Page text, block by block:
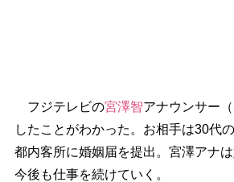
フジテレビの宮澤智アナウンサー
したことがわかった。お相手は30代
都内客所に婚姻届を提出。宮澤アナは
今後も仕事を続けていく。